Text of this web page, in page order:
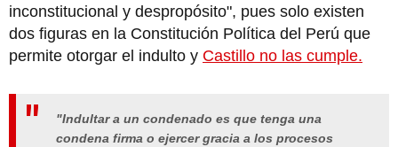
inconstitucional y despropósito", pues solo existen
dos figuras en la Constitución Política del Perú que
permite otorgar el indulto y Castillo no las cumple.
"Indultar a un condenado es que tenga una
condena firma o ejercer gracia a los procesos